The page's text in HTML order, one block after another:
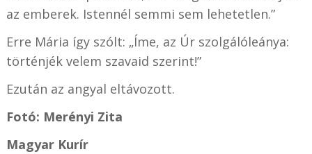
az emberek. Istennél semmi sem lehetetlen.”
Erre Mária így szólt: „Íme, az Úr szolgálóleánya:
történjék velem szavaid szerint!”
Ezután az angyal eltávozott.
Fotó: Merényi Zita
Magyar Kurír